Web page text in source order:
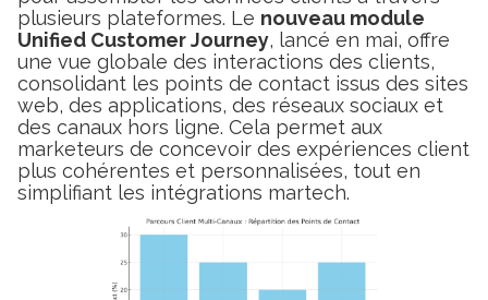
plusieurs plateformes. Le nouveau module
Unified Customer Journey, lancé en mai, offre
une vue globale des interactions des clients,
consolidant les points de contact issus des sites
web, des applications, des réseaux sociaux et
des canaux hors ligne. Cela permet aux
marketeurs de concevoir des expériences client
plus cohérentes et personnalisées, tout en
simplifiant les intégrations martech.